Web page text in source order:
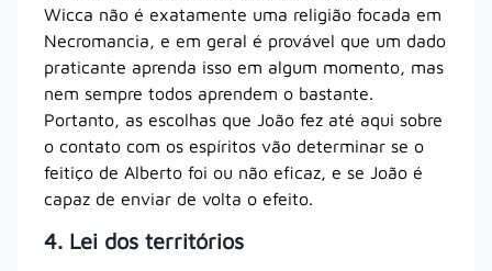
Wicca não é exatamente uma religião focada em
Necromancia, e em geral é provável que um dado
praticante aprenda isso em algum momento, mas
nem sempre todos aprendem o bastante.
Portanto, as escolhas que João fez até aqui sobre
o contato com os espíritos vão determinar se o
feitiço de Alberto foi ou não eficaz, e se João é
capaz de enviar de volta o efeito.
4. Lei dos territórios